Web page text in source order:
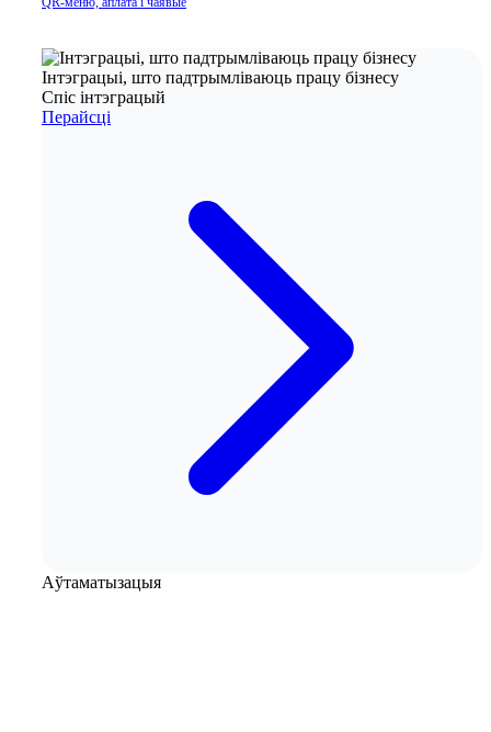
Інтэграцыі, што падтрымліваюць працу бізнесу
Спіс інтэграцый
Перайсці
Аўтаматызацыя